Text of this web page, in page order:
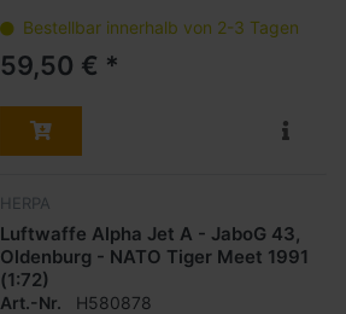
Bestellbar innerhalb von 2-3 Tagen
59,50 € *
HERPA
Luftwaffe Alpha Jet A - JaboG 43,
Oldenburg - NATO Tiger Meet 1991
(1:72)
Art.-Nr. H580878